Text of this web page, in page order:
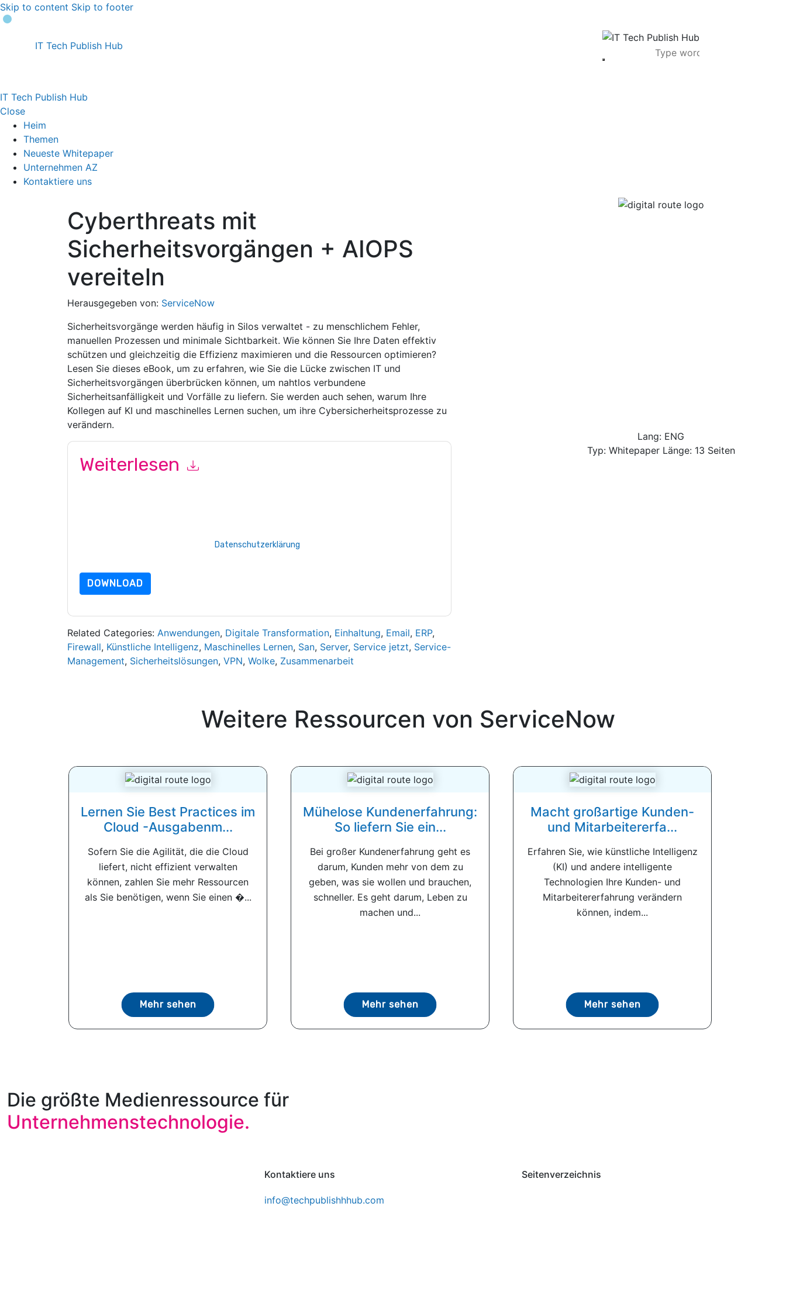
Skip to content Skip to footer
IT Tech Publish Hub
IT Tech Publish Hub
Close
Heim
Themen
Neueste Whitepaper
Unternehmen AZ
Kontaktiere uns
Cyberthreats mit
Sicherheitsvorgängen + AIOPS
vereiteln
Herausgegeben von: ServiceNow
Sicherheitsvorgänge werden häufig in Silos verwaltet - zu menschlichem Fehler,
manuellen Prozessen und minimale Sichtbarkeit. Wie können Sie Ihre Daten effektiv
schützen und gleichzeitig die Effizienz maximieren und die Ressourcen optimieren?
Lesen Sie dieses eBook, um zu erfahren, wie Sie die Lücke zwischen IT und
Sicherheitsvorgängen überbrücken können, um nahtlos verbundene
Sicherheitsanfälligkeit und Vorfälle zu liefern. Sie werden auch sehen, warum Ihre
Kollegen auf KI und maschinelles Lernen suchen, um ihre Cybersicherheitsprozesse zu
verändern.
Weiterlesen
Datenschutzerklärung
DOWNLOAD
Related Categories: Anwendungen, Digitale Transformation, Einhaltung, Email, ERP,
Firewall, Künstliche Intelligenz, Maschinelles Lernen, San, Server, Service jetzt, Service-
Management, Sicherheitslösungen, VPN, Wolke, Zusammenarbeit
Lang: ENG
Typ: Whitepaper Länge: 13 Seiten
Weitere Ressourcen von ServiceNow
Lernen Sie Best Practices im
Cloud -Ausgabenm...
Sofern Sie die Agilität, die die Cloud
liefert, nicht effizient verwalten
können, zahlen Sie mehr Ressourcen
als Sie benötigen, wenn Sie einen �...
Mehr sehen
Mühelose Kundenerfahrung:
So liefern Sie ein...
Bei großer Kundenerfahrung geht es
darum, Kunden mehr von dem zu
geben, was sie wollen und brauchen,
schneller. Es geht darum, Leben zu
machen und...
Mehr sehen
Macht großartige Kunden-
und Mitarbeitererfa...
Erfahren Sie, wie künstliche Intelligenz
(KI) und andere intelligente
Technologien Ihre Kunden- und
Mitarbeitererfahrung verändern
können, indem...
Mehr sehen
Die größte Medienressource für
Unternehmenstechnologie.
Kontaktiere uns
info@techpublishhhub.com
Seitenverzeichnis